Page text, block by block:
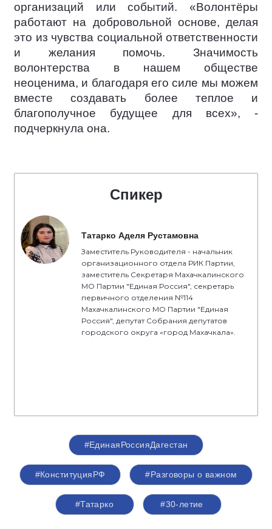
организаций или событий. «Волонтёры
работают на добровольной основе, делая
это из чувства социальной ответственности
и желания помочь. Значимость
волонтерства в нашем обществе
неоценима, и благодаря его силе мы можем
вместе создавать более теплое и
благополучное будущее для всех», -
подчеркнула она.
Спикер
Татарко Аделя Рустамовна
Заместитель Руководителя - начальник
организационного отдела РИК Партии,
заместитель Секретаря Махачкалинского
МО Партии "Единая Россия", секретарь
первичного отделения №114
Махачкалинского МО Партии "Единая
Россия", депутат Собрания депутатов
городского округа «город Махачкала».
#ЕдинаяРоссияДагестан
#КонституцияРФ #Разговоры о важном
#Татарко #30-летие